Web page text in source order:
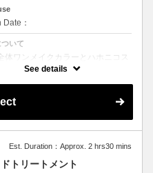
：
いて
体ワンメイクカラーとハホニコス
リートメントのオススメメニュー
や髪の状態によってお薬を塗り分
ャンプー、ブロー込み。ロング料
See details
Est. Duration：Approx. 2 hrs30 mins
トリートメント